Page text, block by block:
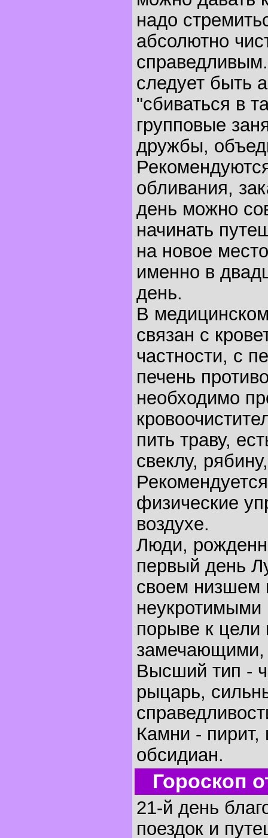
надо
абсолютно
следует быть
"сбиваться в
групповые
дружбы,
обливания,
день можно
начинать
на новое
именно в
день.
В
связан с
частности, с
печень
необходимо
пить траву,
свеклу,
физические
воздухе.
Люди,
первый день
своем низшем
неукротимыми
порыве к цели
замечающими,
Высший тип -
рыцарь,
Камни - пирит,
обсидиан.
Гороскоп
21-й день
поездок и